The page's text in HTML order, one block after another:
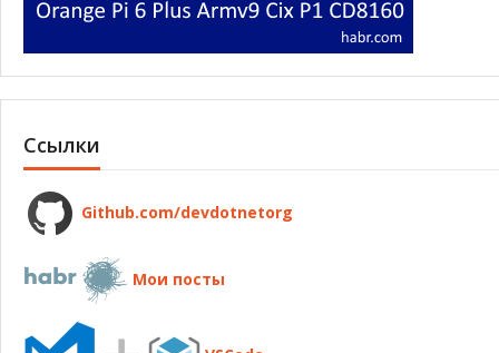
Ссылки
Github.com/devdotnetorg
Мои посты